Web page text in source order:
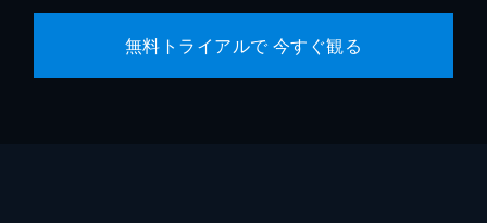
無料トライアルで 今すぐ観る